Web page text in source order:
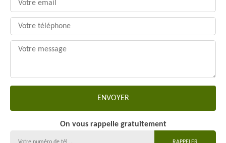
On vous rappelle gratuitement